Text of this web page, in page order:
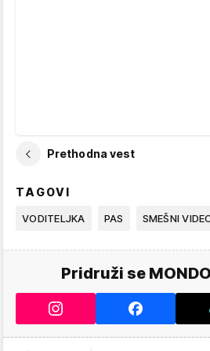
Prethodna vest
TAGOVI
VODITELJKA PAS SMEŠNI
Pridruži se